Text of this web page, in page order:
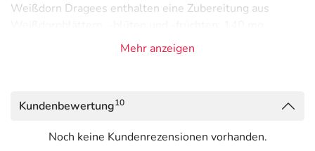
Weißdorn Dragees enthalten eine Zubereitung aus
Blätter- mit Blüten-Pulver, 55 mg Früchte-Pulver und 30
mg Trockenextrakt entsprechend ca. 150 mg Blätter mit
Mehr anzeigen
Kundenbewertung10
Noch keine Kundenrezensionen vorhanden.